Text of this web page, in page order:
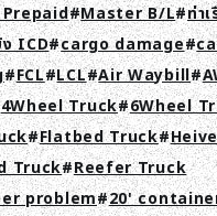
Master B/L ท่า
ICD cargo damage
FCL LCL Air Waybill
4Wheel Truck 6Wheel
Flatbed Truck
Truck Reefer Truck
problem 20'